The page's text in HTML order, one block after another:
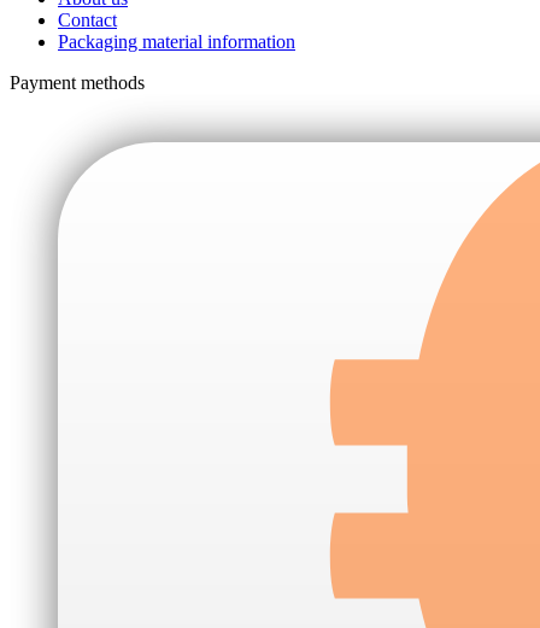
Contact
Packaging material information
Payment methods